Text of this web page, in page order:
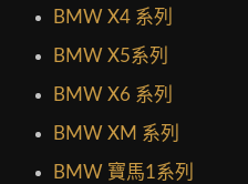
BMW X4 系列
BMW X5系列
BMW X6 系列
BMW XM 系列
BMW 寶馬1系列